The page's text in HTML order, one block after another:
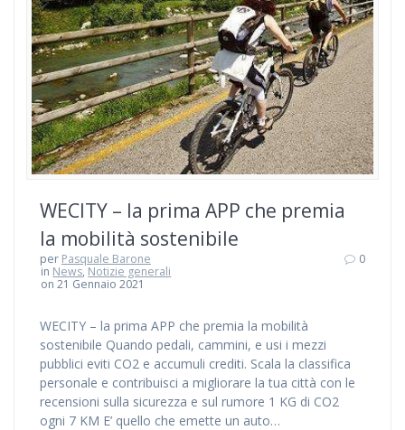
WECITY – la prima APP che premia
la mobilità sostenibile
per Pasquale Barone
in News, Notizie generali
on 21 Gennaio 2021
0
WECITY – la prima APP che premia la mobilità
sostenibile Quando pedali, cammini, e usi i mezzi
pubblici eviti CO2 e accumuli crediti. Scala la classifica
personale e contribuisci a migliorare la tua città con le
recensioni sulla sicurezza e sul rumore 1 KG di CO2
ogni 7 KM E’ quello che emette un auto…